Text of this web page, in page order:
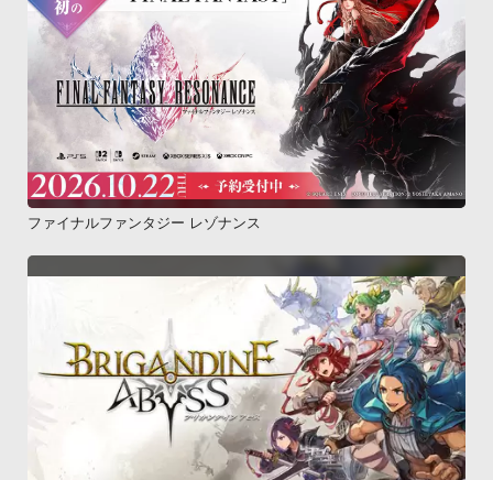
ファイナルファンタジー レゾナンス